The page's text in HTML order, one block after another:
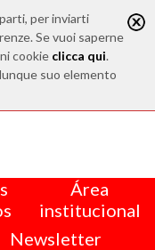
per inviarti
Se vuoi saperne
cookie clicca qui.
suo elemento
Área
institucional
Newsletter